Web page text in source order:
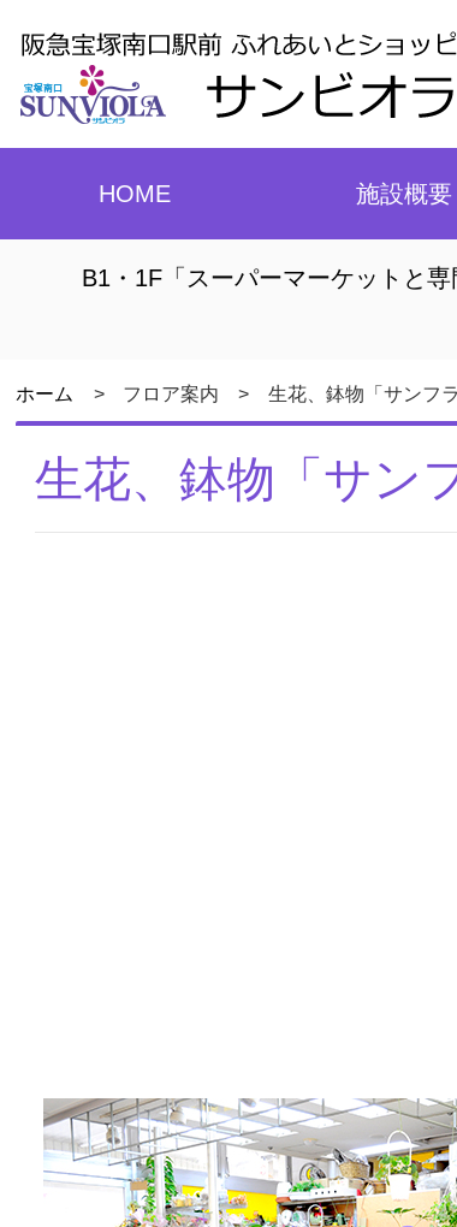
HOME 施設概要
B1・1F「スーパーマーケットと専
ホーム フロア案内 生花、鉢物「サンフラ
生花、鉢物「サン